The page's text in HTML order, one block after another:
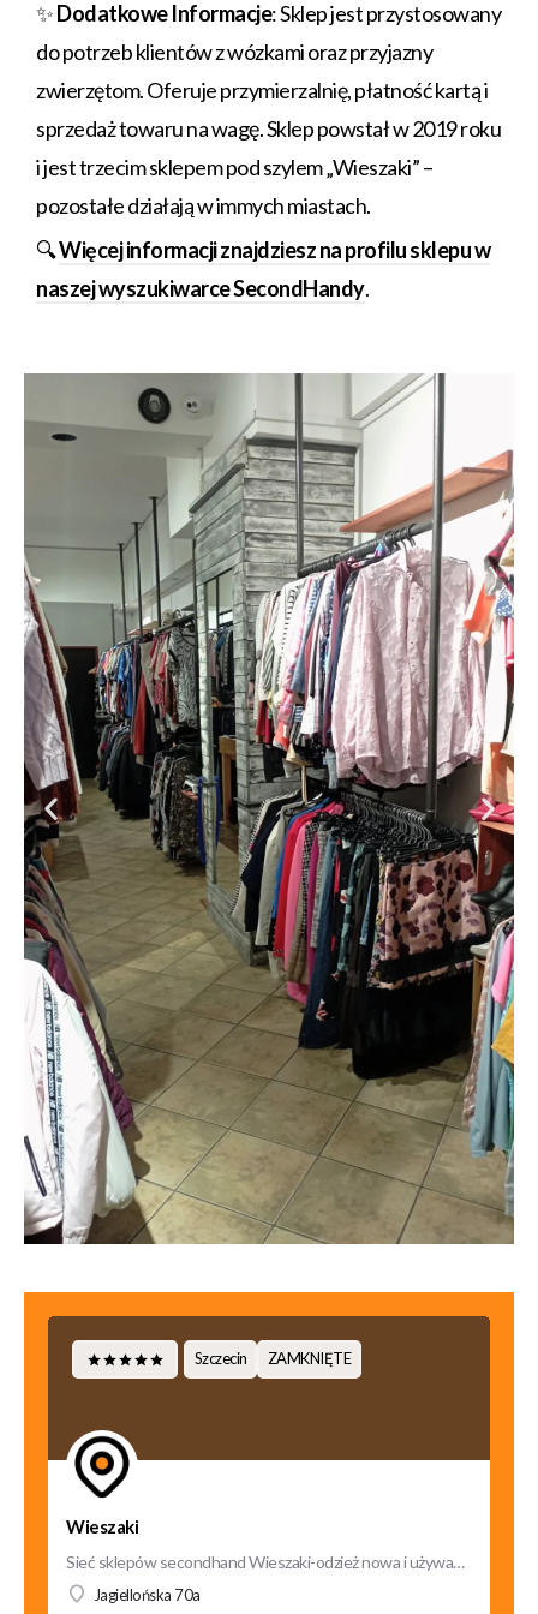
✨Dodatkowe Informacje: Sklep jest przystosowany
do potrzeb klientów z wózkami oraz przyjazny
zwierzętom. Oferuje przymierzalnię, płatność kartą i
sprzedaż towaru na wagę. Sklep powstał w 2019 roku
i jest trzecim sklepem pod szylem „Wieszaki” –
pozostałe działają w immych miastach.
🔍Więcej informacji znajdziesz na profilu sklepu w
naszej wyszukiwarce SecondHandy.
Wieszaki
Jagiellońska 70a
Szczecin ZAMKNIĘTE